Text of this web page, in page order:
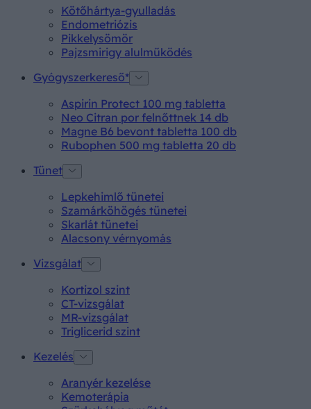
Kötőhártya-gyulladás
Endometriózis
Pikkelysömör
Pajzsmirigy alulműködés
Gyógyszerkereső*
Aspirin Protect 100 mg tabletta
Neo Citran por felnőttnek 14 db
Magne B6 bevont tabletta 100 db
Rubophen 500 mg tabletta 20 db
Tünet
Lepkehimlő tünetei
Szamárköhögés tünetei
Skarlát tünetei
Alacsony vérnyomás
Vizsgálat
Kortizol szint
CT-vizsgálat
MR-vizsgálat
Triglicerid szint
Kezelés
Aranyér kezelése
Kemoterápia